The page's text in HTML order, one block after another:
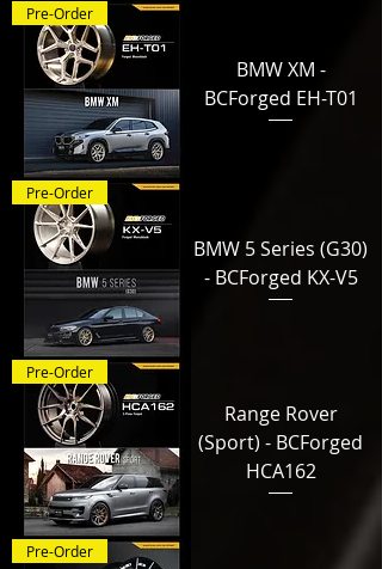
Pre-Order
BMW XM -
BCForged EH-T01
Pre-Order
BMW 5 Series (G30)
- BCForged KX-V5
Pre-Order
Range Rover
(Sport) - BCForged
HCA162
Pre-Order